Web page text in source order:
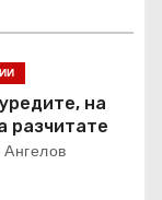
на
разчитате